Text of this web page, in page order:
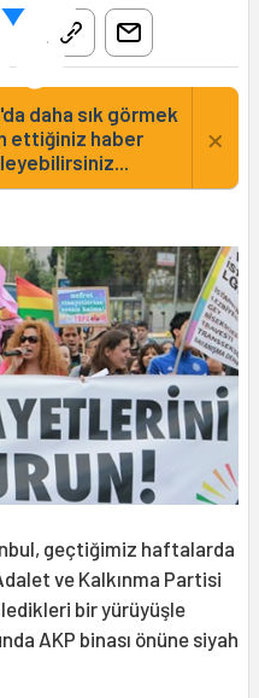
daha sık görmek
ettiğiniz haber
×
geçtiğimiz haftalarda
ve Kalkınma Partisi
bir yürüyüşle
AKP binası önüne siyah